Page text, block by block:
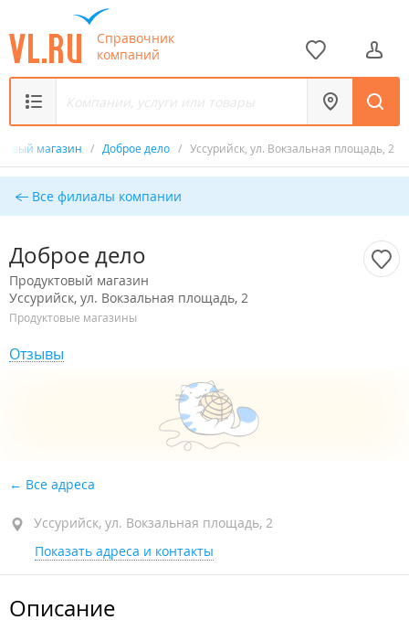
Справочник
компаний
магазин / Доброе дело / Уссурийск, ул. Вокзальная площадь, 2
Все филиалы компании
Доброе дело
Продуктовый магазин
Уссурийск, ул. Вокзальная площадь, 2
Продуктовые магазины
Отзывы
Все адреса
Уссурийск, ул. Вокзальная площадь, 2
Показать адреса и контакты
Описание